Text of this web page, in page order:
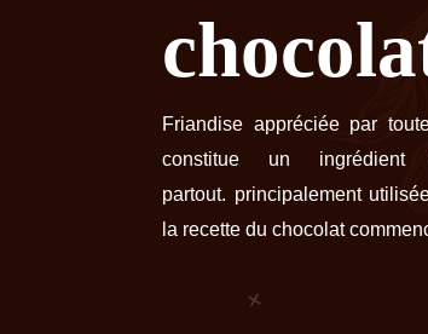
Friandise appréciée par
constitue un
partout. principalement
la recette du chocolat